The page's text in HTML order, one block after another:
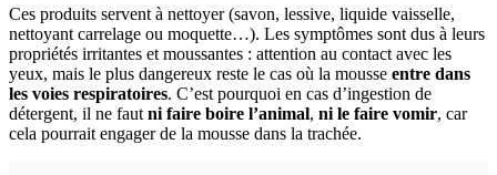
Ces produits servent à nettoyer (savon, lessive, liquide vaisselle,
nettoyant carrelage ou moquette…). Les symptômes sont dus à leurs
propriétés irritantes et moussantes : attention au contact avec les
yeux, mais le plus dangereux reste le cas où la mousse entre dans
les voies respiratoires. C’est pourquoi en cas d’ingestion de
détergent, il ne fautni faire boire l’animal, ni le faire vomir, car
cela pourrait engager de la mousse dans la trachée.